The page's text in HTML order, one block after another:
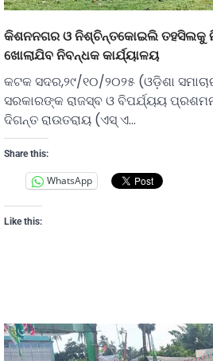
କିଶନନଗର ଓ ନିଶ୍ଚିନ୍ତକୋଇଲି ତହସିଲକୁ
ଖୋଲାଯିବ ନିବନ୍ଧକ କାର୍ଯ୍ୟାଳୟ
କଟକ ସଦର,୨୯/୧୦/୨୦୨୫ (ଓଡ଼ିଶା
ସରକାରଙ୍କ ରାଜସ୍ବ ଓ ବିପର୍ଯ୍ୟୟ
ଦିଗନ୍ତ ରାଉତରାୟ (ଏସ୍ ଏ…
Share this:
WhatsApp
Like this: